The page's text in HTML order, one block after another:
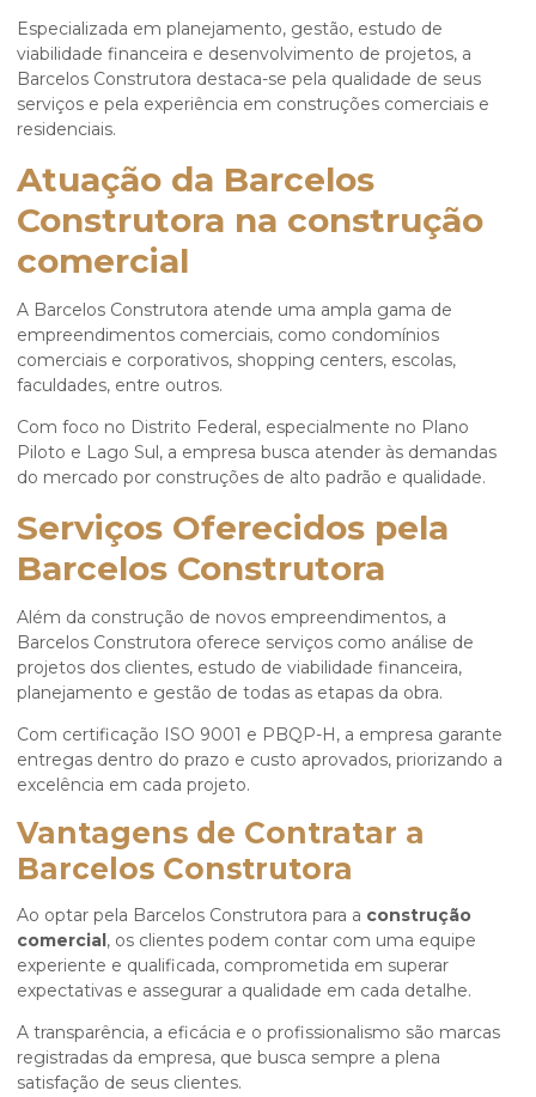
Especializada em planejamento, gestão, estudo de
viabilidade financeira e desenvolvimento de projetos, a
Barcelos Construtora destaca-se pela qualidade de seus
serviços e pela experiência em construções comerciais e
residenciais.
Atuação da Barcelos
Construtora na construção
comercial
A Barcelos Construtora atende uma ampla gama de
empreendimentos comerciais, como condomínios
comerciais e corporativos, shopping centers, escolas,
faculdades, entre outros.
Com foco no Distrito Federal, especialmente no Plano
Piloto e Lago Sul, a empresa busca atender às demandas
do mercado por construções de alto padrão e qualidade.
Serviços Oferecidos pela
Barcelos Construtora
Além da construção de novos empreendimentos, a
Barcelos Construtora oferece serviços como análise de
projetos dos clientes, estudo de viabilidade financeira,
planejamento e gestão de todas as etapas da obra.
Com certificação ISO 9001 e PBQP-H, a empresa garante
entregas dentro do prazo e custo aprovados, priorizando a
excelência em cada projeto.
Vantagens de Contratar a
Barcelos Construtora
Ao optar pela Barcelos Construtora para a construção
comercial, os clientes podem contar com uma equipe
experiente e qualificada, comprometida em superar
expectativas e assegurar a qualidade em cada detalhe.
A transparência, a eficácia e o profissionalismo são marcas
registradas da empresa, que busca sempre a plena
satisfação de seus clientes.